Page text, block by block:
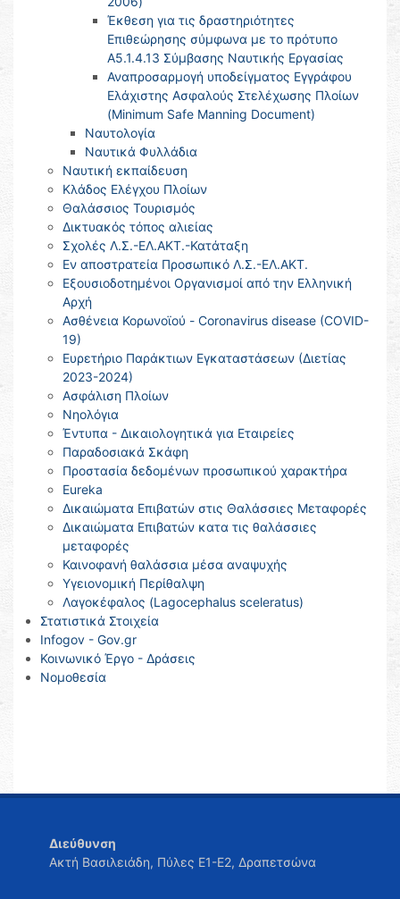
Έκθεση για τις δραστηριότητες
Επιθεώρησης σύμφωνα με το πρότυπο
Α5.1.4.13 Σύμβασης Ναυτικής Εργασίας
Αναπροσαρμογή υποδείγματος Εγγράφου
Ελάχιστης Ασφαλούς Στελέχωσης Πλοίων
(Minimum Safe Manning Document)
Ναυτολογία
Ναυτικά Φυλλάδια
Ναυτική εκπαίδευση
Κλάδος Ελέγχου Πλοίων
Θαλάσσιος Τουρισμός
Δικτυακός τόπος αλιείας
Σχολές Λ.Σ.-ΕΛ.ΑΚΤ.-Κατάταξη
Εν αποστρατεία Προσωπικό Λ.Σ.-ΕΛ.ΑΚΤ.
Εξουσιοδοτημένοι Οργανισμοί από την Ελληνική
Αρχή
Ασθένεια Κορωνοϊού - Coronavirus disease (COVID-
19)
Ευρετήριο Παράκτιων Εγκαταστάσεων (Διετίας
2023-2024)
Ασφάλιση Πλοίων
Νηολόγια
Έντυπα - Δικαιολογητικά για Εταιρείες
Παραδοσιακά Σκάφη
Προστασία δεδομένων προσωπικού χαρακτήρα
Eureka
Δικαιώματα Επιβατών στις Θαλάσσιες Μεταφορές
Δικαιώματα Επιβατών κατα τις θαλάσσιες
μεταφορές
Καινοφανή θαλάσσια μέσα αναψυχής
Υγειονομική Περίθαλψη
Λαγοκέφαλος (Lagocephalus sceleratus)
Στατιστικά Στοιχεία
Infogov - Gov.gr
Κοινωνικό Έργο - Δράσεις
Νομοθεσία
Διεύθυνση
Ακτή Βασιλειάδη, Πύλες Ε1-Ε2, Δραπετσώνα